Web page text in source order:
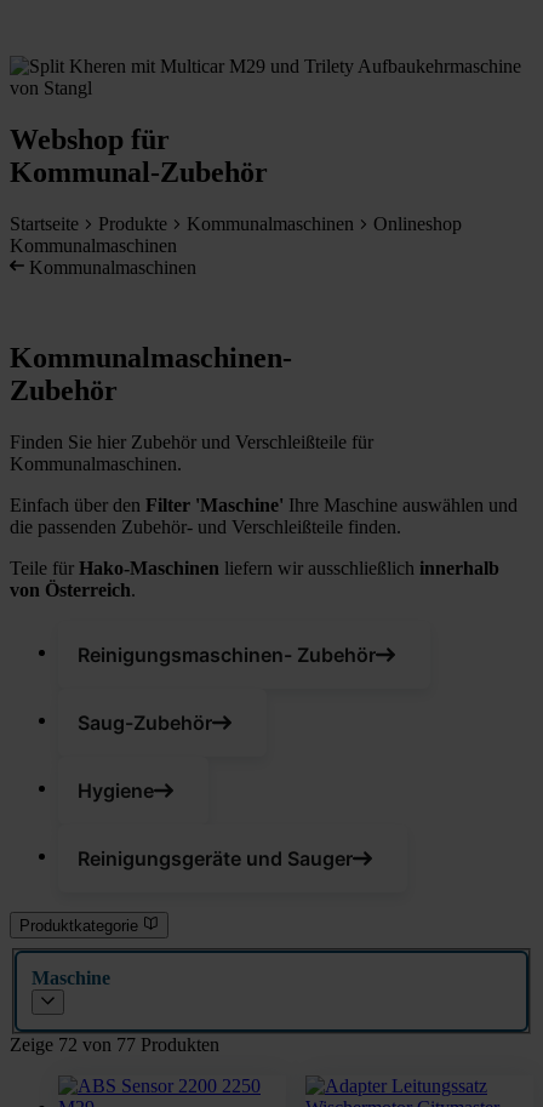
Webshop für
Kommunal-Zubehör
Startseite Produkte Kommunalmaschinen
Onlineshop
Kommunalmaschinen
Kommunalmaschinen
Kommunalmaschinen-
Zubehör
Finden Sie hier Zubehör und Verschleißteile für
Kommunalmaschinen.
Einfach über den Filter 'Maschine' Ihre Maschine auswählen und
die passenden Zubehör- und Verschleißteile finden.
Teile für Hako-Maschinen liefern wir ausschließlich innerhalb
von Österreich.
Reinigungsmaschinen- Zubehör
Saug-Zubehör
Hygiene
Reinigungsgeräte und Sauger
Produktkategorie
Maschine
Zeige 72 von 77 Produkten